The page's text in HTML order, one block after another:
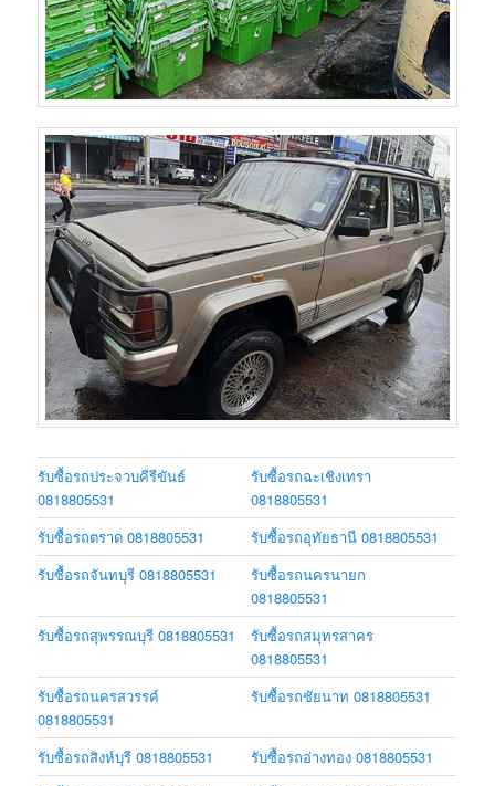
รับซื้อรถประจวบคีรีขันธ์
0818805531
รับซื้อรถฉะเชิงเทรา
0818805531
รับซื้อรถตราด 0818805531
รับซื้อรถอุทัยธานี 0818805531
รับซื้อรถจันทบุรี 0818805531
รับซื้อรถนครนายก
0818805531
รับซื้อรถสุพรรณบุรี 0818805531
รับซื้อรถสมุทรสาคร
0818805531
รับซื้อรถนครสวรรค์
0818805531
รับซื้อรถชัยนาท 0818805531
รับซื้อรถสิงห์บุรี 0818805531
รับซื้อรถอ่างทอง 0818805531